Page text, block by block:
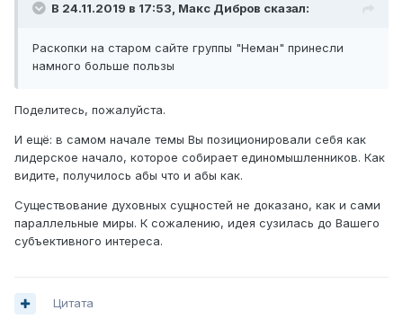
В 24.11.2019 в 17:53, Макс Дибров сказал:
Раскопки на старом сайте группы "Неман" принесли
намного больше пользы
Поделитесь, пожалуйста.
И ещё: в самом начале темы Вы позиционировали себя как
лидерское начало, которое собирает единомышленников. Как
видите, получилось абы что и абы как.
Существование духовных сущностей не доказано, как и сами
параллельные миры. К сожалению, идея сузилась до Вашего
субъективного интереса.
Цитата